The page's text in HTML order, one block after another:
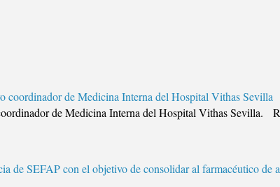
coordinador de Medicina Interna del Hospital Vithas Sevilla
de Medicina Interna del Hospital Vithas
de SEFAP con el objetivo de consolidar al farmacéutico de